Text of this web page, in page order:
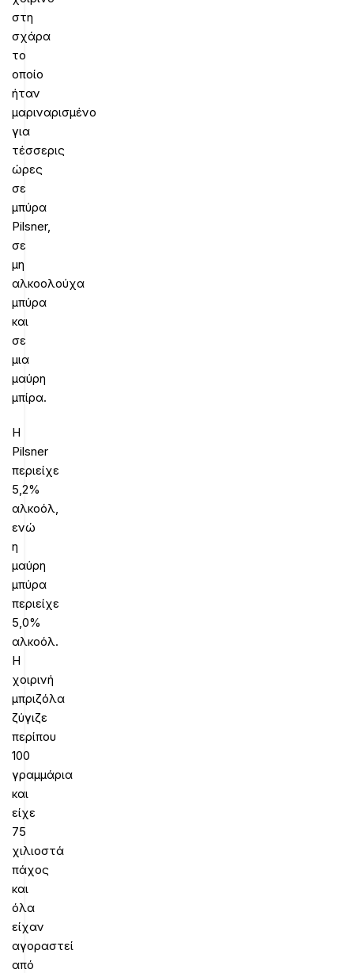
στη
σχάρα
το
οποίο
ήταν
μαριναρισμένο
για
τέσσερις
ώρες
σε
μπύρα
Pilsner,
σε
μη
αλκοολούχα
μπύρα
και
σε
μια
μαύρη
μπίρα.
Η
Pilsner
περιείχε
5,2%
αλκοόλ,
ενώ
η
μαύρη
μπύρα
περιείχε
5,0%
αλκοόλ.
Η
χοιρινή
μπριζόλα
ζύγιζε
περίπου
100
γραμμάρια
και
είχε
75
χιλιοστά
πάχος
και
όλα
είχαν
αγοραστεί
από